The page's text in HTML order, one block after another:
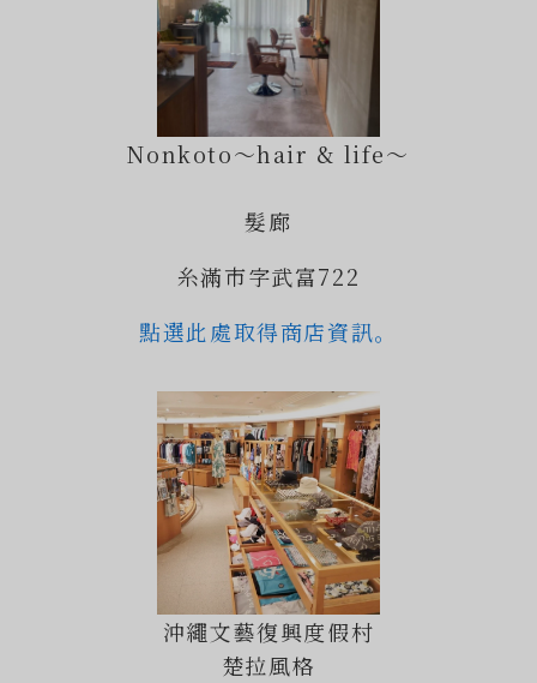
Nonkoto〜hair & life〜
髮廊
糸滿市字武富722
點選此處取得商店資訊。
沖繩文藝復興度假村
楚拉風格